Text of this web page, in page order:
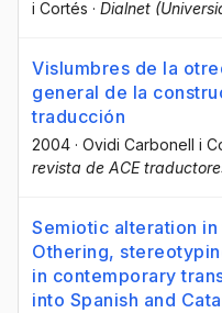
i Cortés · Dialnet
Vislumbres de la
general de la
traducción
2004 · Ovidi Carbonell i
revista de ACE
Semiotic alteration in
Othering,
in contemporary
into Spanish and